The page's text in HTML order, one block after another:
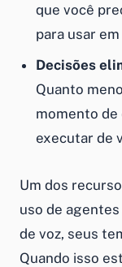
que você
para usar
Decisões
Quanto
momento de
executar de
Um dos
uso de
de voz, seus
Quando isso